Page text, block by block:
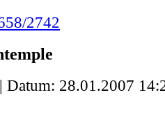
2742
Datum: 28.01.2007